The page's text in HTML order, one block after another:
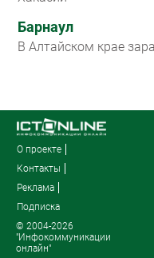
Барнаул
В Алтайском крае
О проекте
Контакты
Реклама
Подписка
© 2004-2026
"Инфокоммуникации
онлайн"